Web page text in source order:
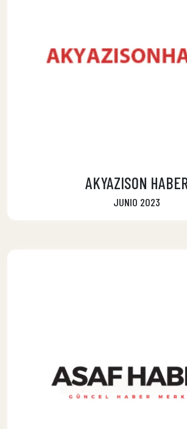
AKYAZISON
JUNIO 2023